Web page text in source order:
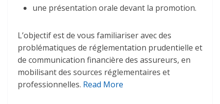
une présentation orale devant la promotion.
L’objectif est de vous familiariser avec des
problématiques de réglementation prudentielle et
de communication financière des assureurs, en
mobilisant des sources réglementaires et
professionnelles. Read More